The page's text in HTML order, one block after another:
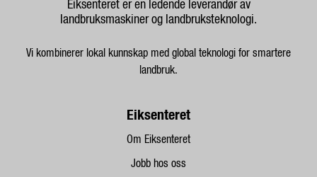
Eiksenteret
Om Eiksenteret
Jobb hos oss
Eiksenteret er en ledende leverandør av
landbruksmaskiner og landbruksteknologi.
Vi kombinerer lokal kunnskap med global teknologi for smartere
landbruk.